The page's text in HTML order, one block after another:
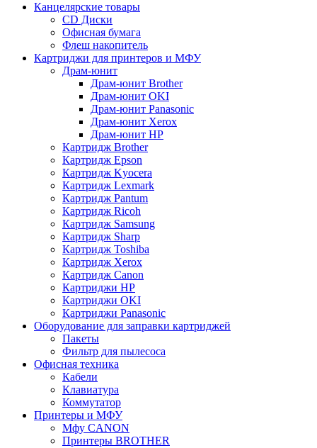
Канцелярские товары
CD Диски
Офисная бумага
Флеш накопитель
Картриджи для принтеров и МФУ
Драм-юнит
Драм-юнит Brother
Драм-юнит OKI
Драм-юнит Panasonic
Драм-юнит Xerox
Драм-юнит НР
Картридж Brother
Картридж Epson
Картридж Kyocera
Картридж Lexmark
Картридж Pantum
Картридж Ricoh
Картридж Samsung
Картридж Sharp
Картридж Toshiba
Картридж Xerox
Картридж Сanon
Картриджи HP
Картриджи OKI
Картриджи Panasonic
Оборудование для заправки картриджей
Пакеты
Фильтр для пылесоса
Офисная техника
Кабели
Клавиатура
Коммутатор
Принтеры и МФУ
Мфу CANON
Принтеры BROTHER